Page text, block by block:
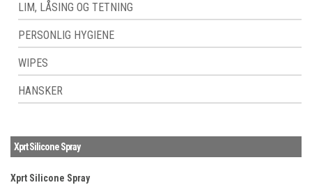
LIM, LÅSING OG TETNING
PERSONLIG HYGIENE
WIPES
HANSKER
Xprt Silicone Spray
Xprt Silicone Spray